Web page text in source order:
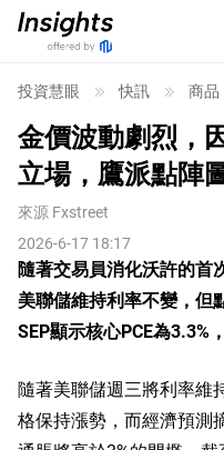
投資慧眼 快訊 商品
金價波動劇烈，
立場，鷹派點陣
來源 Fxstreet
2026-6-17 18:17
隨著交易員消化沃許的首
美聯儲維持利率不變，但
SEP顯示核心PCE為3.3%
隨著美聯儲週三將利率維
格保持漲勢，而經濟預測